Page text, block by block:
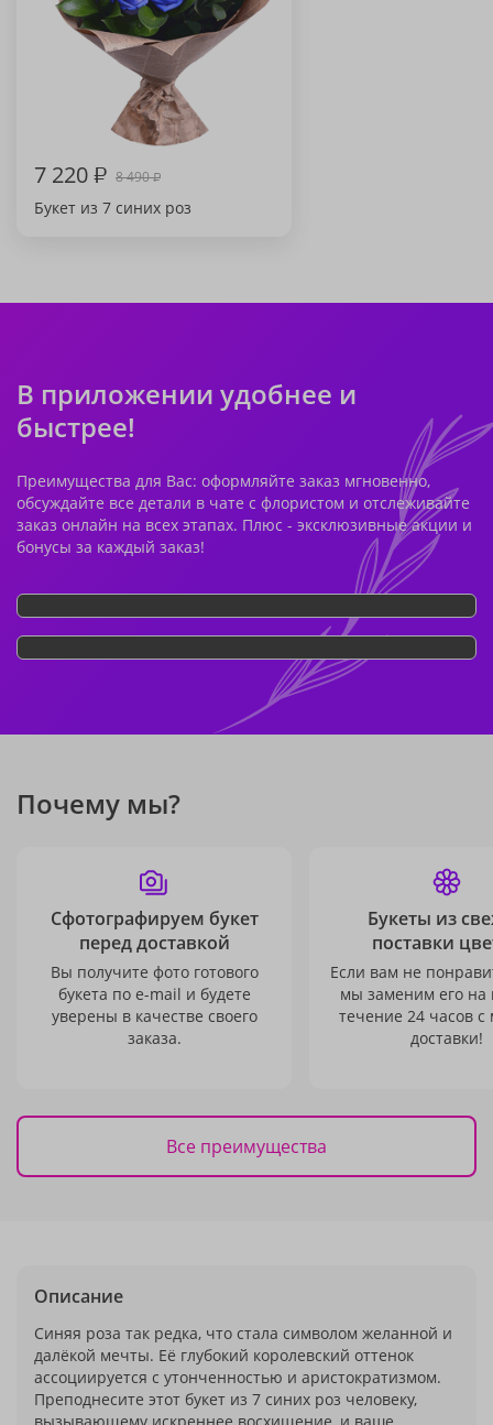
7 220₽ 8 490₽
Букет из 7 синих роз
В приложении удобнее и
быстрее!
Преимущества для Вас: оформляйте заказ мгновенно,
обсуждайте все детали в чате с флористом и отслеживайте
заказ онлайн на всех этапах. Плюс - эксклюзивные акции и
бонусы за каждый заказ!
Почему мы?
Сфотографируем букет
перед доставкой
Вы получите фото готового
букета по e-mail и будете
уверены в качестве своего
заказа.
Букеты из
поставки
Если вам не
мы заменим его на
течение 24 часов с
доставки!
Все преимущества
Описание
Синяя роза так редка, что стала символом желанной и
далёкой мечты. Её глубокий королевский оттенок
ассоциируется с утонченностью и аристократизмом.
Преподнесите этот букет из 7 синих роз человеку,